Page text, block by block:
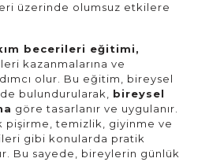
üzerinde olumsuz etkilere
becerileri eğitimi,
kazanmalarına ve
olur. Bu eğitim, bireysel
bulundurularak, bireysel
göre tasarlanır ve uygulanır.
pişirme, temizlik, giyinme ve
gibi konularda pratik
Bu sayede, bireylerin günlük